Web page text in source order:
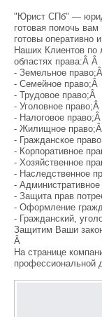
"Юрист СПб" —
готовая помочь
готовы оперативно
Наших Клиентов
областях права:Â Â
- Земельное право;Â
- Семейное право;Â
- Трудовое право;Â
- Уголовное право;Â
- Налоговое право;Â
- Жилищное право;Â
- Гражданское
- Корпоративное
- Хозяйственное
- Наследственное
-
- Защита прав
- Оформление
- Гражданский,
Защитим Ваши
Â
На странице
профессиональной